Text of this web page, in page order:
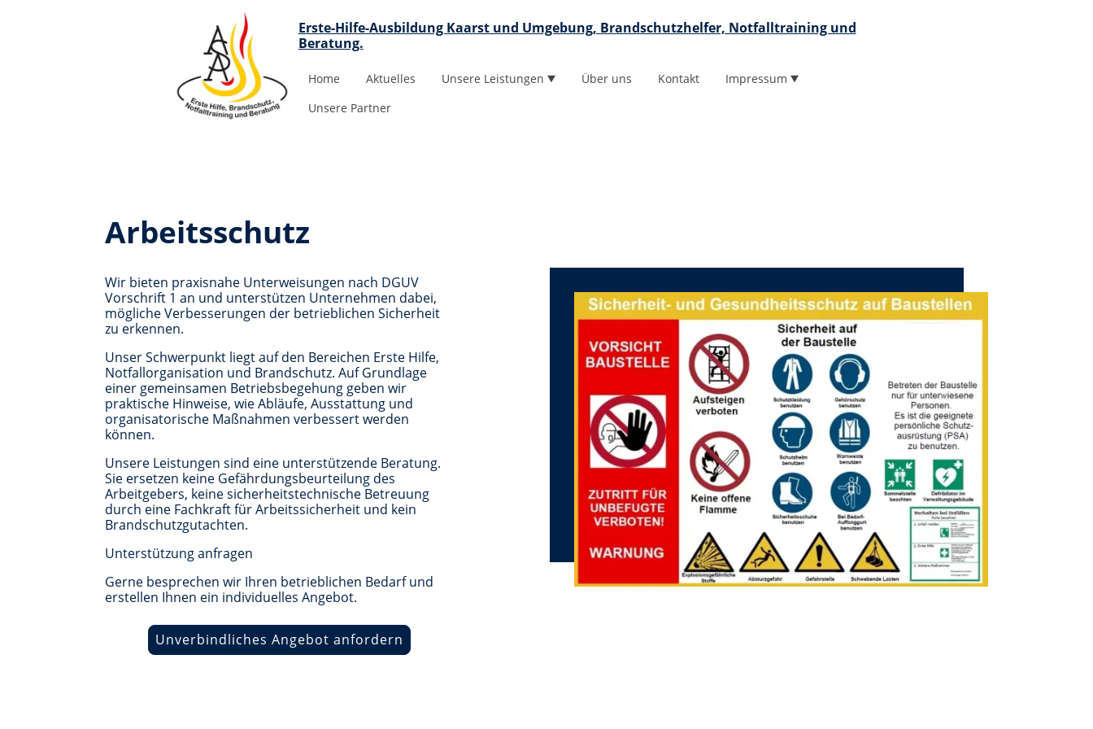
Erste-Hilfe-Ausbildung Kaarst und Umgebung, Brandschutzhelfer, Notfalltraining und
Beratung.
Home Aktuelles Unsere Leistungen Über uns Kontakt
Impressum
Unsere Partner
Arbeitsschutz
Wir bieten praxisnahe Unterweisungen nach DGUV
Vorschrift 1 an und unterstützen Unternehmen dabei,
mögliche Verbesserungen der betrieblichen Sicherheit
zu erkennen.
Unser Schwerpunkt liegt auf den Bereichen Erste Hilfe,
Notfallorganisation und Brandschutz. Auf Grundlage
einer gemeinsamen Betriebsbegehung geben wir
praktische Hinweise, wie Abläufe, Ausstattung und
organisatorische Maßnahmen verbessert werden
können.
Unsere Leistungen sind eine unterstützende Beratung.
Sie ersetzen keine Gefährdungsbeurteilung des
Arbeitgebers, keine sicherheitstechnische Betreuung
durch eine Fachkraft für Arbeitssicherheit und kein
Brandschutzgutachten.
Unterstützung anfragen
Gerne besprechen wir Ihren betrieblichen Bedarf und
erstellen Ihnen ein individuelles Angebot.
Unverbindliches Angebot anfordern